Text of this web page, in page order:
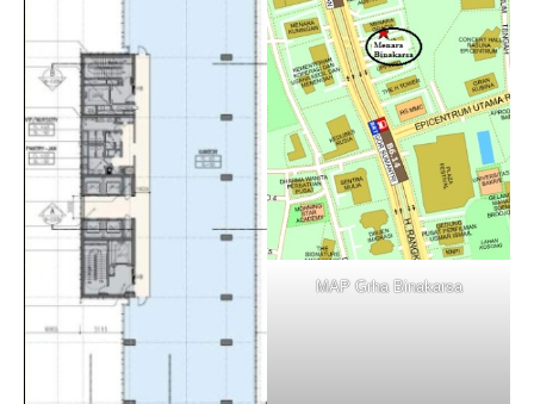
MAP Grha Binakarsa